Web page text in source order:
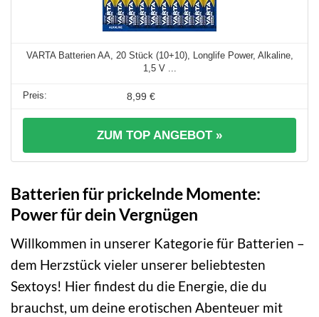
VARTA Batterien AA, 20 Stück (10+10), Longlife Power, Alkaline,
1,5 V ...
8,99 €
ZUM TOP ANGEBOT »
Batterien für prickelnde Momente:
Power für dein Vergnügen
Willkommen in unserer Kategorie für Batterien –
dem Herzstück vieler unserer beliebtesten
Sextoys! Hier findest du die Energie, die du
brauchst, um deine erotischen Abenteuer mit